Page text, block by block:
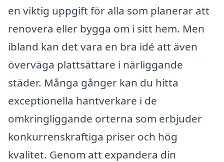
en viktig uppgift för alla som planerar att
renovera eller bygga om i sitt hem. Men
ibland kan det vara en bra idé att även
överväga plattsättare i närliggande
städer. Många gånger kan du hitta
exceptionella hantverkare i de
omkringliggande orterna som erbjuder
konkurrenskraftiga priser och hög
kvalitet. Genom att expandera din